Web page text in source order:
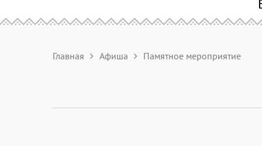
Главная Афиша Памятное мероприятие